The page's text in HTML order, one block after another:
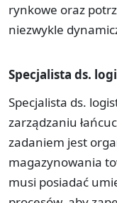
rynkowe oraz
niezwykle
Specjalista ds.
Specjalista ds.
zarządzaniu
zadaniem jest
magazynowania
musi posiadać